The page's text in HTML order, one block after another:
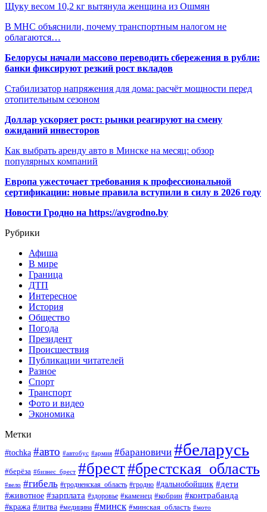
Щуку весом 10,2 кг вытянула женщина из Ошмян
В МНС объяснили, почему транспортным налогом не
облагаются…
Белорусы начали массово переводить сбережения в рубли:
банки фиксируют резкий рост вкладов
Стабилизатор напряжения для дома: расчёт мощности перед
отопительным сезоном
Доллар ускоряет рост: рынки реагируют на смену
ожиданий инвесторов
Как выбрать аренду авто в Минске на месяц: обзор
популярных компаний
Европа ужесточает требования к профессиональной
сертификации: новые правила вступили в силу в 2026 году
Новости Гродно на https://avgrodno.by
Рубрики
Афиша
В мире
Граница
ДТП
Интересное
История
Общество
Погода
Президент
Происшествия
Публикации читателей
Разное
Спорт
Транспорт
Фото и видео
Экономика
Метки
#tochka #авто #автобус #армия #барановичи #беларусь
#берёза #бизнес_брест #брест#брестская_область
#вело #гибель #гродненская_область #гродно #дальнобойщик #дети
#животное #зарплата #здоровье #каменец #кобрин #контрабанда
#кража #литва #медицина #минск #минская_область #мото